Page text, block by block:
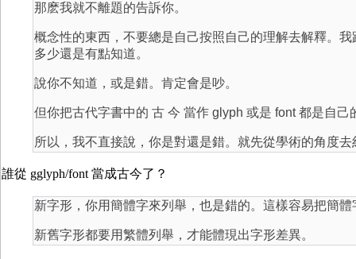
那麽我就不離題的告訴你。
概念性的東西，不要總是自己按照自己的理解去解釋。
多少還是有點知道。
說你不知道，或是錯。肯定會是吵。
但你把古代字書中的 古 今 當作 glyph 或是 font 都是自
所以，我不直接說，你是對還是錯。就先從學術的角度去
誰從 gglyph/font 當成古今了？
新字形，你用簡體字來列舉，也是錯的。這樣容易把簡
新舊字形都要用繁體列舉，才能體現出字形差異。